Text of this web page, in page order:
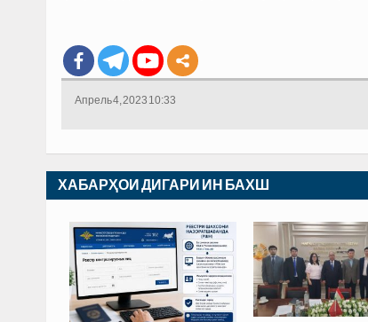
Апрель 4, 2023 10:33
ХАБАРҲОИ ДИГАРИ ИН БАХШ